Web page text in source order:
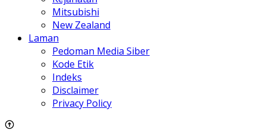
Mitsubishi
New Zealand
Laman
Pedoman Media Siber
Kode Etik
Indeks
Disclaimer
Privacy Policy